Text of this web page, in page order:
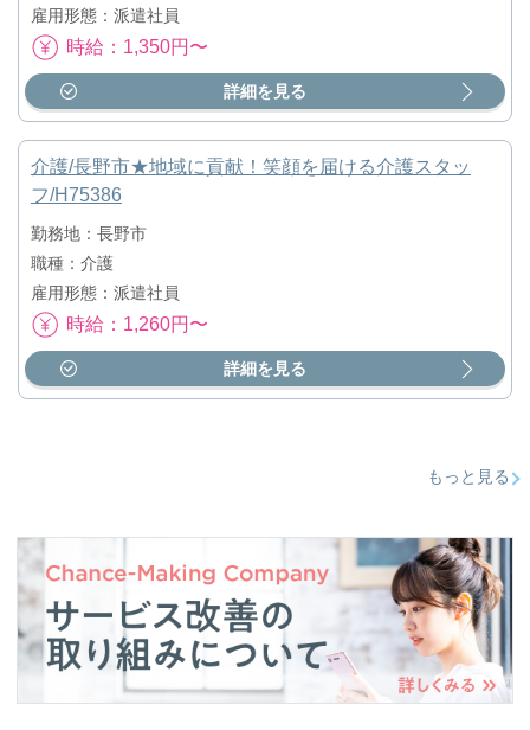
雇用形態：派遣社員
時給：1,350円〜
詳細を見る
介護/長野市★地域に貢献！笑顔を届ける介護スタッ
フ/H75386
勤務地：長野市
職種：介護
雇用形態：派遣社員
時給：1,260円〜
詳細を見る
もっと見る